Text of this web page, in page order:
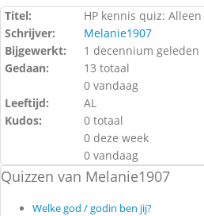
Titel:
HP kennis quiz:
Schrijver:
Melanie1907
Bijgewerkt:
1 decennium geleden
Gedaan:
13 totaal
0 vandaag
Leeftijd:
AL
Kudos:
0 totaal
0 deze week
0 vandaag
Quizzen van Melanie1907
Welke god / godin ben jij?